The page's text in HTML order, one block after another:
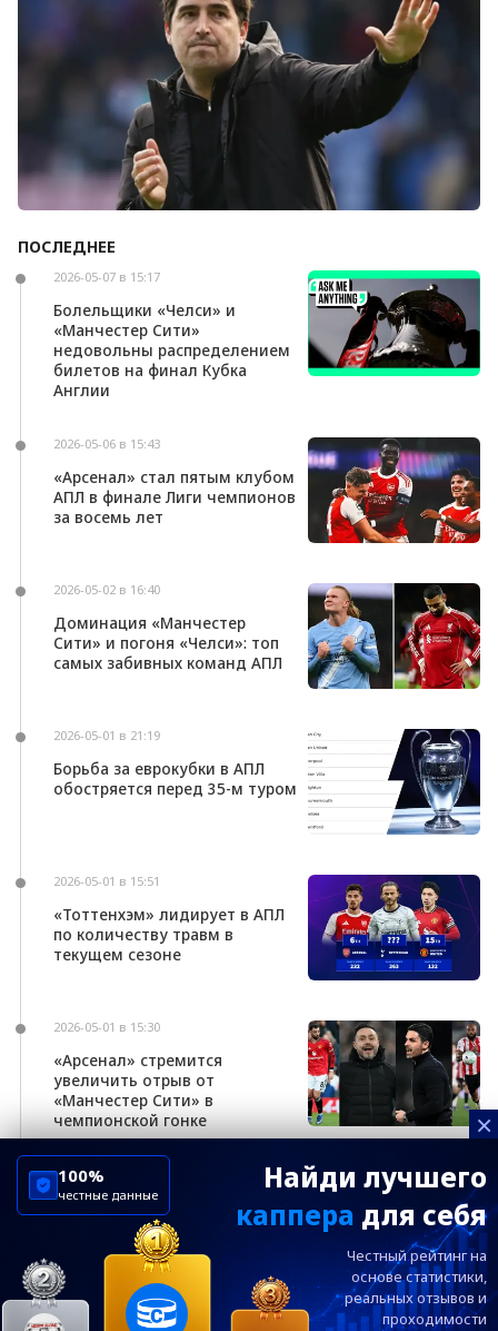
Андони Ираола может возглавить «Кристал
ПОСЛЕДНЕЕ
2026-05-07 в 15:17
Болельщики «Челси» и
«Манчестер Сити»
недовольны распределением
билетов на финал Кубка
Англии
2026-05-06 в 15:43
«Арсенал» стал пятым клубом
АПЛ в финале Лиги чемпионов
за восемь лет
2026-05-02 в 16:40
Доминация «Манчестер
Сити» и погоня «Челси»: топ
самых забивных команд АПЛ
2026-05-01 в 21:19
Борьба за еврокубки в АПЛ
обостряется перед 35-м туром
2026-05-01 в 15:51
«Тоттенхэм» лидирует в АПЛ
по количеству травм в
текущем сезоне
2026-05-01 в 15:30
«Арсенал» стремится
увеличить отрыв от
«Манчестер Сити» в
чемпионской гонке
×
Найди лучшего
каппера для себя
Честный рейтинг на
основе статистики,
реальныхотзывов и
проходимости
100%
честные данные
ChelseaBluesRu
ФК Челси
Посетителям
Информация